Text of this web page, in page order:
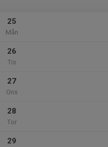
25
Mån
26
Tis
27
Ons
28
Tor
29